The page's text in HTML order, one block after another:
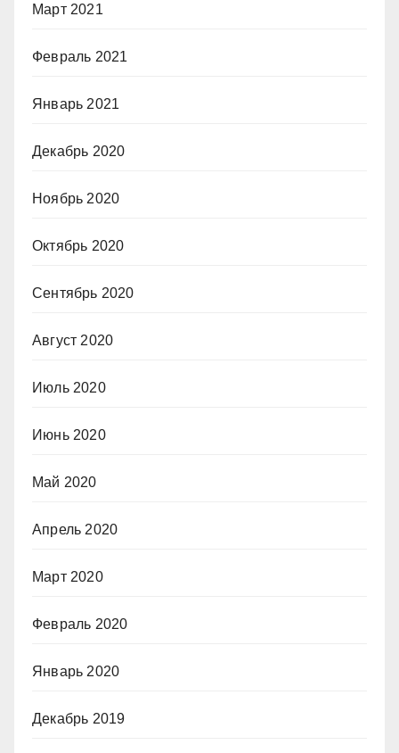
Март 2021
Февраль 2021
Январь 2021
Декабрь 2020
Ноябрь 2020
Октябрь 2020
Сентябрь 2020
Август 2020
Июль 2020
Июнь 2020
Май 2020
Апрель 2020
Март 2020
Февраль 2020
Январь 2020
Декабрь 2019